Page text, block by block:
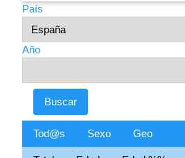
País
Año
Tod@s Sexo Geo